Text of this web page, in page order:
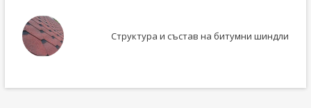
Структура и състав на битумни шиндли